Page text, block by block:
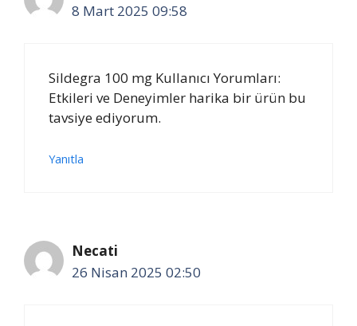
8 Mart 2025 09:58
Sildegra 100 mg Kullanıcı Yorumları:
Etkileri ve Deneyimler harika bir ürün bu
tavsiye ediyorum.
Yanıtla
Necati
26 Nisan 2025 02:50